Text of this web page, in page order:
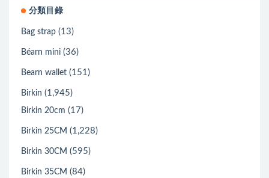
分類目錄
Bag strap (13)
Béarn mini (36)
Bearn wallet (151)
Birkin (1,945)
Birkin 20cm (17)
Birkin 25CM (1,228)
Birkin 30CM (595)
Birkin 35CM (84)